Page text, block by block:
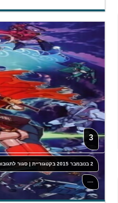
3
2 בנובמבר 2015 בקטגוריית |סגור
----